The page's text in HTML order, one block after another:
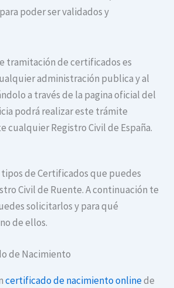
poder ser validados y
tramitación de certificados es
administración publica y al
a través de la pagina oficial del
podrá realizar este trámite
cualquier Registro Civil de España.
de Certificados que puedes
Civil de Ruente. A continuación te
solicitarlos y para qué
de ellos.
de Nacimiento
certificado de nacimiento onlinede